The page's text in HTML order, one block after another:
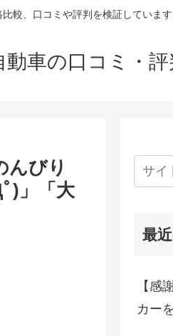
較、口コミや評判を検証しています
車の口コミ・
んびり
)」「大
最
【感
カー